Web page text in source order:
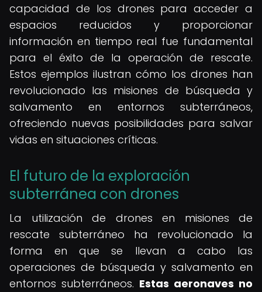
capacidad de los drones para acceder a
espacios reducidos y proporcionar
información en tiempo real fue fundamental
para el éxito de la operación de rescate.
Estos ejemplos ilustran cómo los drones han
revolucionado las misiones de búsqueda y
salvamento en entornos subterráneos,
ofreciendo nuevas posibilidades para salvar
vidas en situaciones críticas.
El futuro de la exploración
subterránea con drones
La utilización de drones en misiones de
rescate subterráneo ha revolucionado la
forma en que se llevan a cabo las
operaciones de búsqueda y salvamento en
entornos subterráneos. Estas aeronaves no